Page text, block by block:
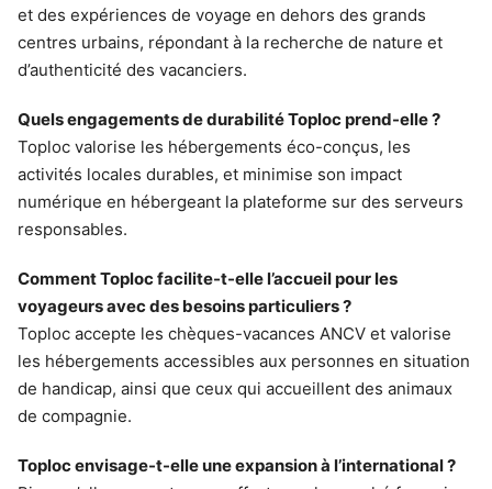
et des expériences de voyage en dehors des grands
centres urbains, répondant à la recherche de nature et
d’authenticité des vacanciers.
Quels engagements de durabilité Toploc prend-elle ?
Toploc valorise les hébergements éco-conçus, les
activités locales durables, et minimise son impact
numérique en hébergeant la plateforme sur des serveurs
responsables.
Comment Toploc facilite-t-elle l’accueil pour les
voyageurs avec des besoins particuliers ?
Toploc accepte les chèques-vacances ANCV et valorise
les hébergements accessibles aux personnes en situation
de handicap, ainsi que ceux qui accueillent des animaux
de compagnie.
Toploc envisage-t-elle une expansion à l’international ?